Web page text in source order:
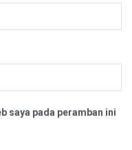
saya pada peramban ini